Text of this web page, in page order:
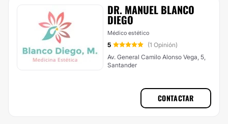
DR. MANUEL BLANCO
DIEGO
Médico estético
5
(1 Opinión)
Av. General Camilo Alonso Vega, 5,
Santander
CONTACTAR